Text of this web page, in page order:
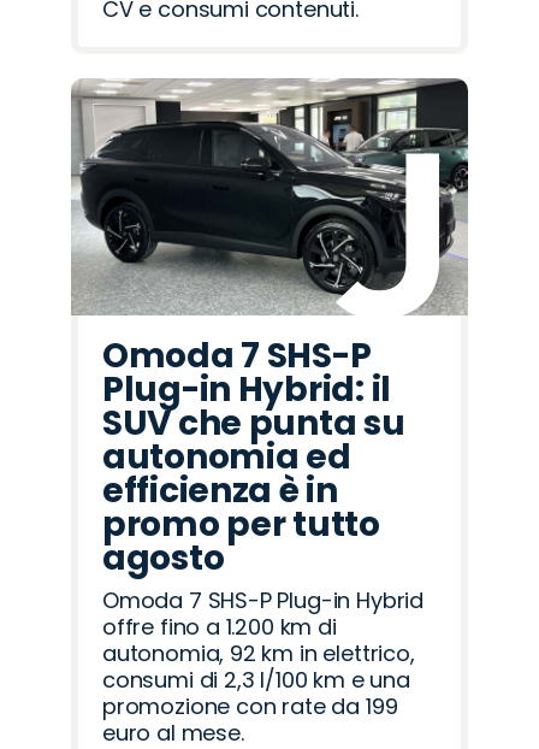
CV e consumi contenuti.
Omoda 7 SHS-P
Plug-in Hybrid: il
SUV che punta su
autonomia ed
efficienza è in
promo per tutto
agosto
Omoda 7 SHS-P Plug-in Hybrid
offre fino a 1.200 km di
autonomia, 92 km in elettrico,
consumi di 2,3 l/100 km e una
promozione con rate da 199
euro al mese.